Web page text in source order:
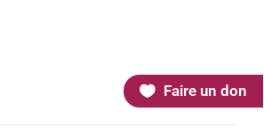
Faire un don